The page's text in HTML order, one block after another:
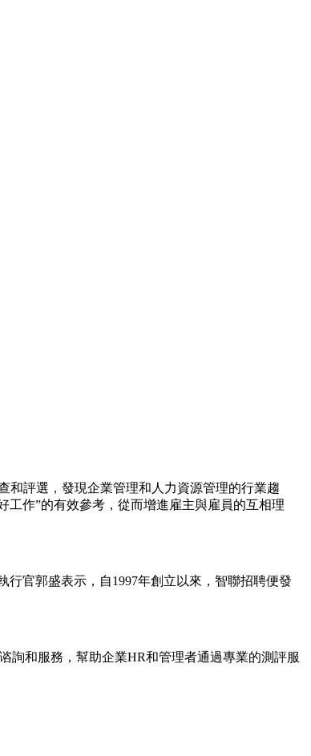
和評選，發現企業管理和人力資源管理的行業趨
工作”的有效參考，從而增進雇主與雇員的互相理
行官郭盛表示，自1997年創立以來，智聯招聘便發
詢和服務，幫助企業HR和管理者通過專業的測評服